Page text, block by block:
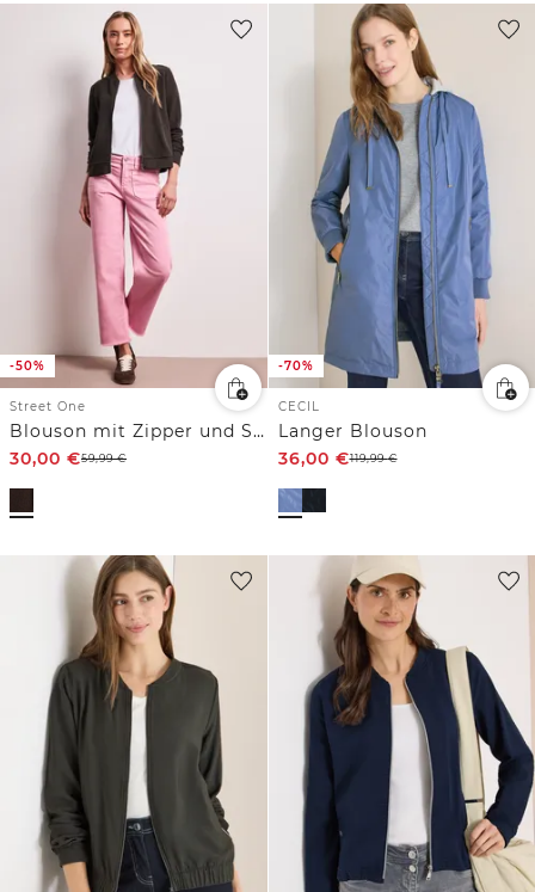
-50%
Street One
Blouson mit Zipper und Struktur
30,00 €59,99€
-70%
CECIL
Langer Blouson
36,00 €119,99€